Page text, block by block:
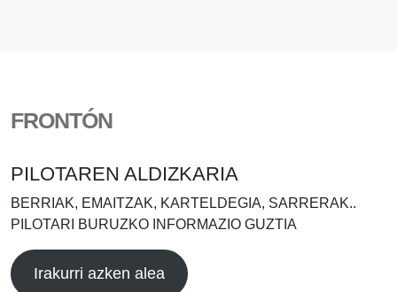
FRONTÓN
PILOTAREN ALDIZKARIA
BERRIAK, EMAITZAK, KARTELDEGIA, SARRERAK..
PILOTARI BURUZKO INFORMAZIO GUZTIA
Irakurri azken alea